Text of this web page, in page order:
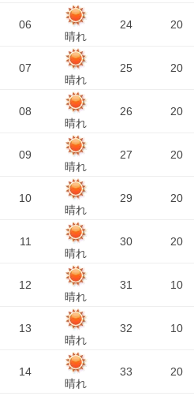
06
晴れ
24 20
07
晴れ
25 20
08
晴れ
26 20
09
晴れ
27 20
10
晴れ
29 20
11
晴れ
30 20
12
晴れ
31 10
13
晴れ
32 10
14
晴れ
33 20